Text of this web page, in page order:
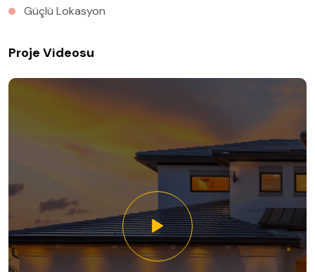
Güçlü Lokasyon
Proje Videosu